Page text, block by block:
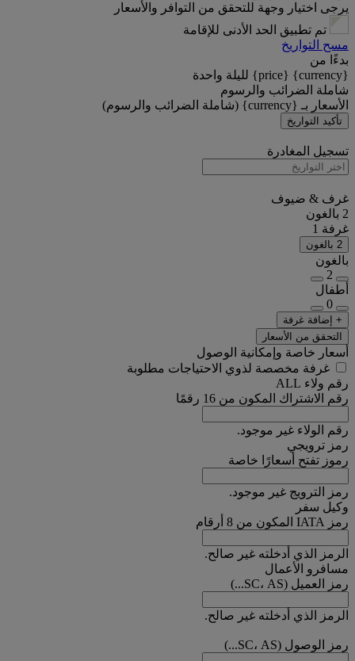
يرجى اختيار وجهة للتحقق من التوافر والأسعار
تم تطبيق الحد الأدنى للإقامة
مسح التواريخ
بدءًا من
{currency} {price} لليلة واحدة
شاملة الضرائب والرسوم
الأسعار بـ {currency} (شاملة الضرائب والرسوم)
تأكيد التواريخ
تسجيل المغادرة
غرف & ضيوف
2 بالغون
غرفة 1
2 بالغون
بالغون
2
أطفال
0
+ إضافة غرفة
التحقق من الأسعار
أسعار خاصة وإمكانية الوصول
غرفة مخصصة لذوي الاحتياجات مطلوبة
رقم ولاء ALL
رقم الاشتراك المكون من 16 رقمًا
رقم الولاء غير موجود.
رمز ترويجي
رموز تفتح أسعارًا خاصة
رمز الترويج غير موجود.
وكيل سفر
رمز IATA المكون من 8 أرقام
الرمز الذي أدخلته غير صالح.
مسافرو الأعمال
رمز العميل (SC، AS...)
الرمز الذي أدخلته غير صالح.
رمز الوصول (SC، AS...)